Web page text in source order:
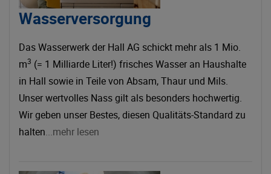
Wasserversorgung
Das Wasserwerk der Hall AG schickt mehr als 1 Mio.
m3 (= 1 Milliarde Liter!) frisches Wasser an Haushalte
in Hall sowie in Teile von Absam, Thaur und Mils.
Unser wertvolles Nass gilt als besonders hochwertig.
Wir geben unser Bestes, diesen Qualitäts-Standard zu
halten...mehr lesen